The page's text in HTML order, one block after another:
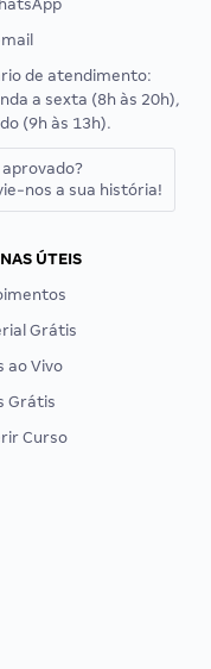
de atendimento:
a sexta (8h às 20h),
(9h às 13h).
aprovado?
nos a sua história!
ÚTEIS
Grátis
ao Vivo
Grátis
Curso